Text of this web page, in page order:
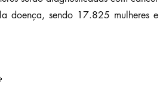
doença, sendo 17.825 mulheres e